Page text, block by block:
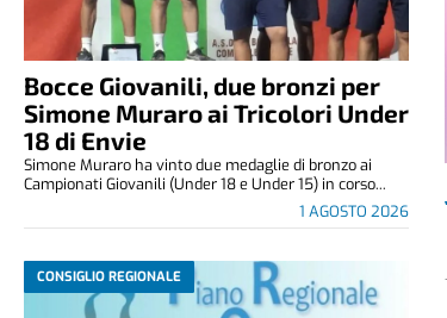
Bocce Giovanili, due bronzi per
Simone Muraro ai Tricolori Under
18 di Envie
1 AGOSTO 2026
Simone Muraro ha vinto due medaglie di bronzo ai
Campionati Giovanili (Under 18 e Under 15) in corso...
CONSIGLIO REGIONALE